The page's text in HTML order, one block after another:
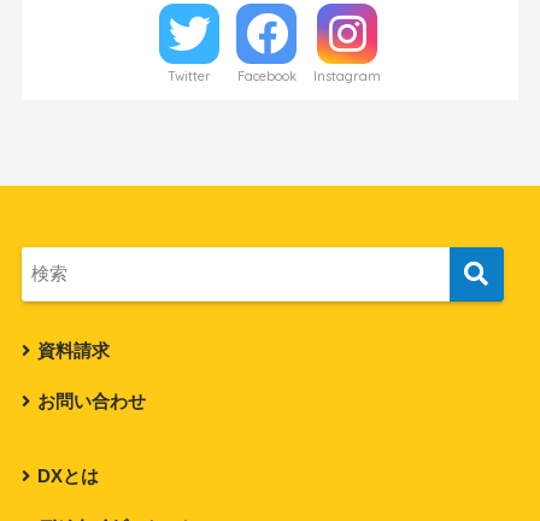
Twitter Facebook Instagram
資料請求
お問い合わせ
DXとは